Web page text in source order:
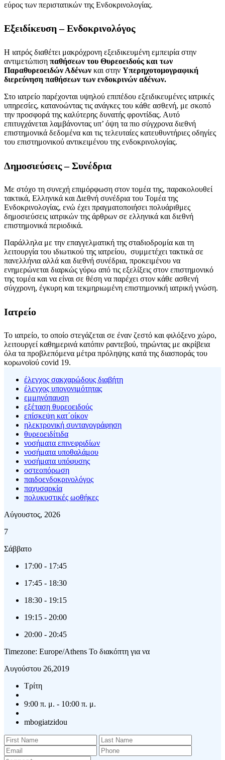
εύρος των περιστατικών της Ενδοκρινολογίας.
Εξειδίκευση – Ενδοκρινολόγος
Η ιατρός διαθέτει μακρόχρονη εξειδικευμένη εμπειρία στην
αντιμετώπιση παθήσεων του Θυρεοειδούς και των
Παραθυρεοειδών Αδένων και στην Υπερηχοτομογραφική
διερεύνηση παθήσεων των ενδοκρινών αδένων.
Στο ιατρείο παρέχονται υψηλού επιπέδου εξειδικευμένες ιατρικές
υπηρεσίες, κατανοώντας τις ανάγκες του κάθε ασθενή, με σκοπό
την προσφορά της καλύτερης δυνατής φροντίδας. Αυτό
επιτυγχάνεται λαμβάνοντας υπ’ όψη τα πιο σύγχρονα διεθνή
επιστημονικά δεδομένα και τις τελευταίες κατευθυντήριες οδηγίες
του επιστημονικού αντικειμένου της ενδοκρινολογίας.
Δημοσιεύσεις – Συνέδρια
Με στόχο τη συνεχή επιμόρφωση στον τομέα της, παρακολουθεί
τακτικά, Ελληνικά και Διεθνή συνέδρια του Τομέα της
Ενδοκρινολογίας, ενώ έχει πραγματοποιήσει πολυάριθμες
δημοσιεύσεις ιατρικών της άρθρων σε ελληνικά και διεθνή
επιστημονικά περιοδικά.
Παράλληλα με την επαγγελματική της σταδιοδρομία και τη
λειτουργία του ιδιωτικού της ιατρείου, συμμετέχει τακτικά σε
πανελλήνια αλλά και διεθνή συνέδρια, προκειμένου να
ενημερώνεται διαρκώς γύρω από τις εξελίξεις στον επιστημονικό
της τομέα και να είναι σε θέση να παρέχει στον κάθε ασθενή
σύγχρονη, έγκυρη και τεκμηριωμένη επιστημονική ιατρική γνώση.
Ιατρείο
Το ιατρείο, το οποίο στεγάζεται σε έναν ζεστό και φιλόξενο χώρο,
λειτουργεί καθημερινά κατόπιν ραντεβού, τηρώντας με ακρίβεια
όλα τα προβλεπόμενα μέτρα πρόληψης κατά της διασποράς του
κορωνοϊού covid 19.
έλεγχος σακχαρώδους διαβήτη
έλεγχος υπογονιμότητας
εμμηνόπαυση
εξέταση θυρεοειδούς
επίσκεψη κατ΄οίκον
ηλεκτρονική συνταγογράφηση
θυρεοειδίτιδα
νοσήματα επινεφριδίων
νοσήματα υποθαλάμου
νοσήματα υπόφυσης
οστεοπόρωση
παιδοενδοκρινολόγος
παχυσαρκία
πολυκυστικές ωοθήκες
Αύγουστος, 2026
7
Σάββατο
17:00 - 17:45
17:45 - 18:30
18:30 - 19:15
19:15 - 20:00
20:00 - 20:45
Timezone: Europe/Athens Το διακόπτη για να
Αυγούστου 26,2019
Τρίτη
9:00 π. μ. - 10:00 π. μ.
mbogiatzidou